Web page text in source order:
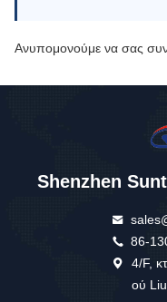
Ανυπομονούμε να σας
Shenzhen
86-
4/F,
ού